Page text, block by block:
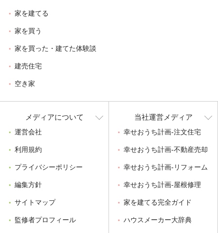
家を建てる
家を買う
家を買った・建てた体験談
建売住宅
空き家
メディアについて
運営会社
利用規約
プライバシーポリシー
編集方針
サイトマップ
監修者プロフィール
当社運営メディア
幸せおうち計画-注文住宅
幸せおうち計画-不動産売却
幸せおうち計画-リフォーム
幸せおうち計画-屋根修理
家を建てる完全ガイド
ハウスメーカー大辞典